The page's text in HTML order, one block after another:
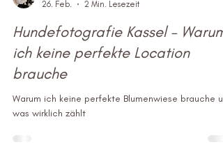
26. Feb.
2 Min. Lesezeit
Hundefotografie Kassel – Warum
ich keine perfekte Location
brauche
was wirklich zählt